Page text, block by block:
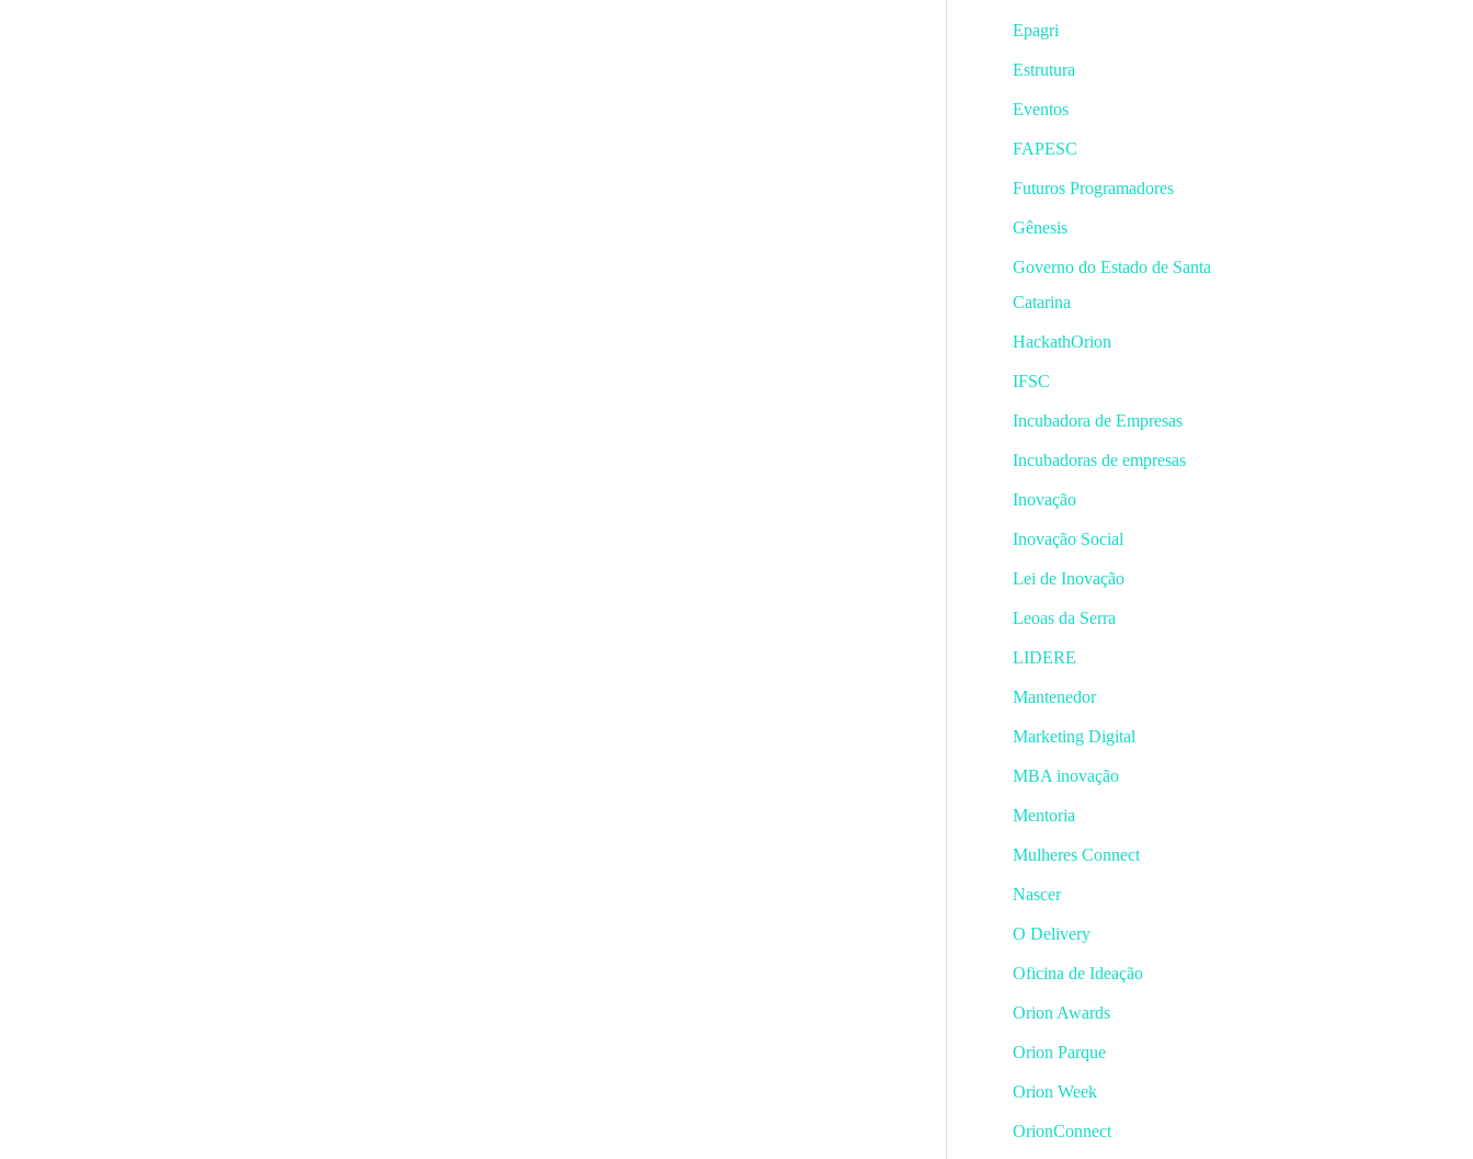
Epagri
Estrutura
Eventos
FAPESC
Futuros Programadores
Gênesis
Governo do Estado de Santa
Catarina
HackathOrion
IFSC
Incubadora de Empresas
Incubadoras de empresas
Inovação
Inovação Social
Lei de Inovação
Leoas da Serra
LIDERE
Mantenedor
Marketing Digital
MBA inovação
Mentoria
Mulheres Connect
Nascer
O Delivery
Oficina de Ideação
Orion Awards
Orion Parque
Orion Week
OrionConnect